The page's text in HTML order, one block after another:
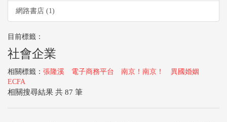
網路書店 (1)
目前標籤：
社會企業
相關標籤： 張隆溪 電子商務平台 南京！南京！
異國婚姻
ECFA
相關搜尋結果 共 87 筆